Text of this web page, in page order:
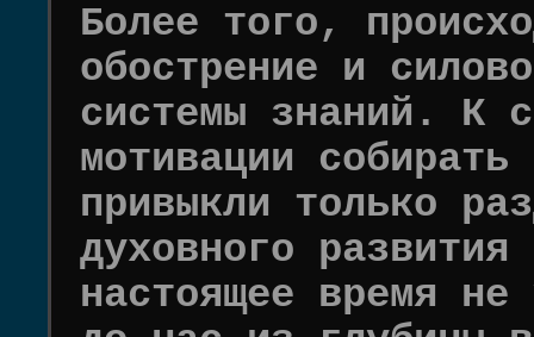
Более того,
обострение и
системы знаний. К
мотивации
привыкли только
духовного
настоящее время не